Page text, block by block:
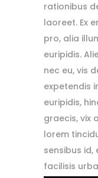
rationibus
laoreet. Ex
pro, alia
euripidis.
nec eu, vis
expetendis
euripidis,
graecis, vix
lorem
sensibus
facilisis